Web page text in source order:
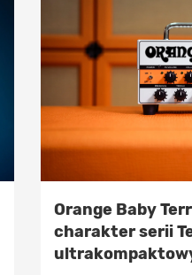
Orange Baby
charakter serii